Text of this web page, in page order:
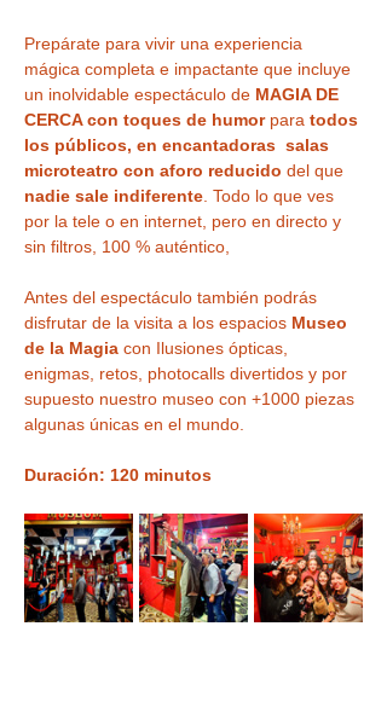
Prepárate para vivir una experiencia
mágica completa e impactante que incluye
un inolvidable espectáculo de MAGIA DE
CERCA con toques de humor para todos
los públicos, en encantadoras  salas
microteatro con aforo reducido del que
nadie sale indiferente . Todo lo que ves
por la tele o en internet, pero en directo y
sin filtros, 100 % auténtico,
Antes del espectáculo también podrás
disfrutar de la visita a los espacios Museo
de la Magia con Ilusiones ópticas,
enigmas, retos, photocalls divertidos y por
supuesto nuestro museo con +1000 piezas
algunas únicas en el mundo.
Duración: 120 minutos